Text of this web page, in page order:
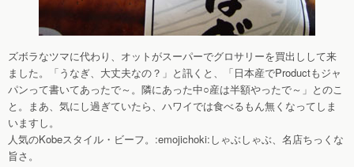
ズボラなツマに代わり、オットがスーパーでグロサリーを買出しして来
ました。「うなぎ、大丈夫なの？」と訊くと、「日本産でProductもジャ
パンって書いてあったで～。隣にあった中○産は半額やったで～」とのこ
と。まあ、気にし過ぎていたら、ハワイでは食べるもん無くなってしま
いますし。
人気のKobeスタイル・ビーフ。:emojichoki:しゃぶしゃぶ、名店ちっくな
旨さ。